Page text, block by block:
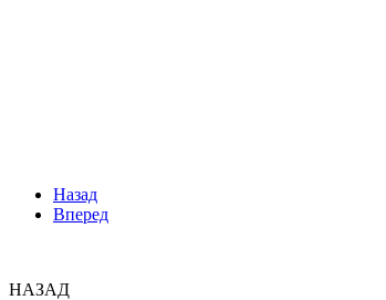
Назад
Вперед
НАЗАД